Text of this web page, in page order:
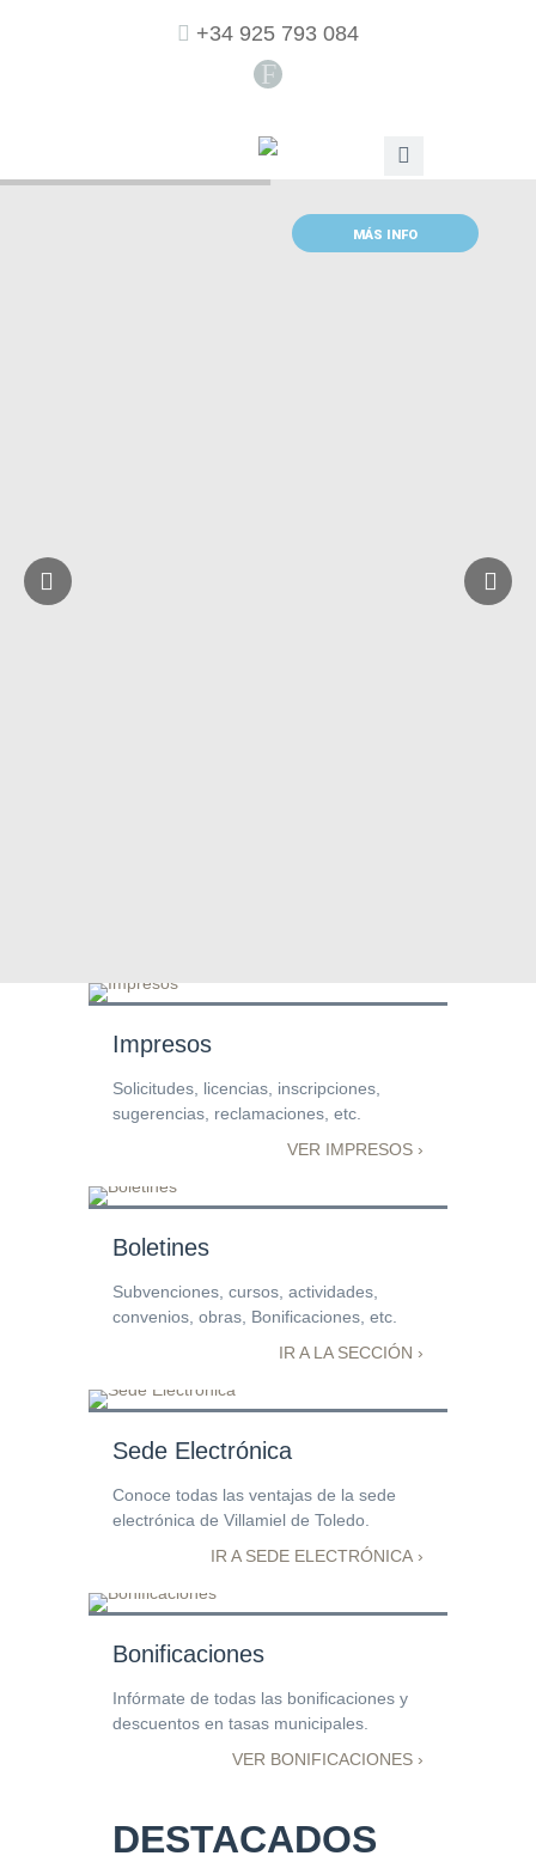
F
+34 925 793 084
MÁS INFO
Impresos
Solicitudes, licencias, inscripciones,
sugerencias, reclamaciones, etc.
VER IMPRESOS ›
Boletines
Subvenciones, cursos, actividades,
convenios, obras, Bonificaciones, etc.
IR A LA SECCIÓN ›
Sede Electrónica
Conoce todas las ventajas de la sede
electrónica de Villamiel de Toledo.
IR A SEDE ELECTRÓNICA ›
Bonificaciones
Infórmate de todas las bonificaciones y
descuentos en tasas municipales.
VER BONIFICACIONES ›
DESTACADOS